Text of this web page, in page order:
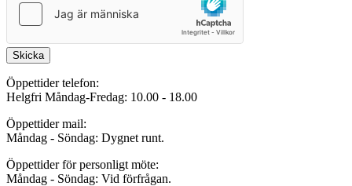
Skicka
Öppettider telefon:
Helgfri Måndag-Fredag: 10.00 - 18.00
Öppettider mail:
Måndag - Söndag: Dygnet runt.
Öppettider för personligt möte:
Måndag - Söndag: Vid förfrågan.